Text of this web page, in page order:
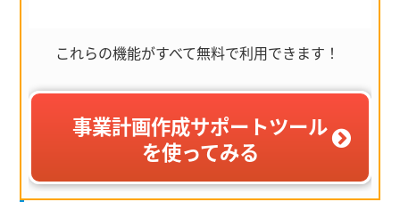
これらの機能がすべて無料で利用できます！
事業計画作成サポートツール
を使ってみる